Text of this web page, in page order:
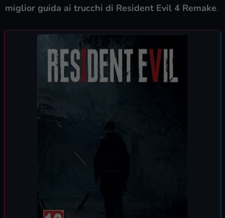
miglior guida ai trucchi di Resident Evil 4 Remake.